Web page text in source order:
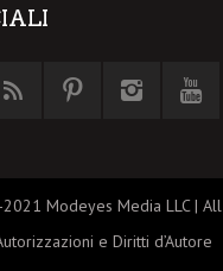
Modeyes Media LLC |
e Diritti d’Autore